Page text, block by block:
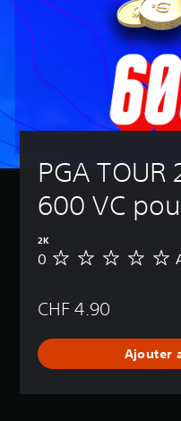
PGA TOUR
600 VC
2K
A
u
a
v
0
CHF 4.90
Ajouter